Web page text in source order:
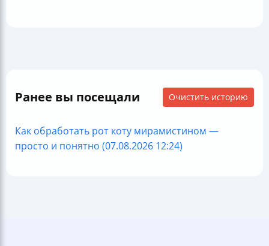
Ранее вы посещали Очистить историю
Как обработать рот коту мирамистином —
просто и понятно (07.08.2026 12:24)